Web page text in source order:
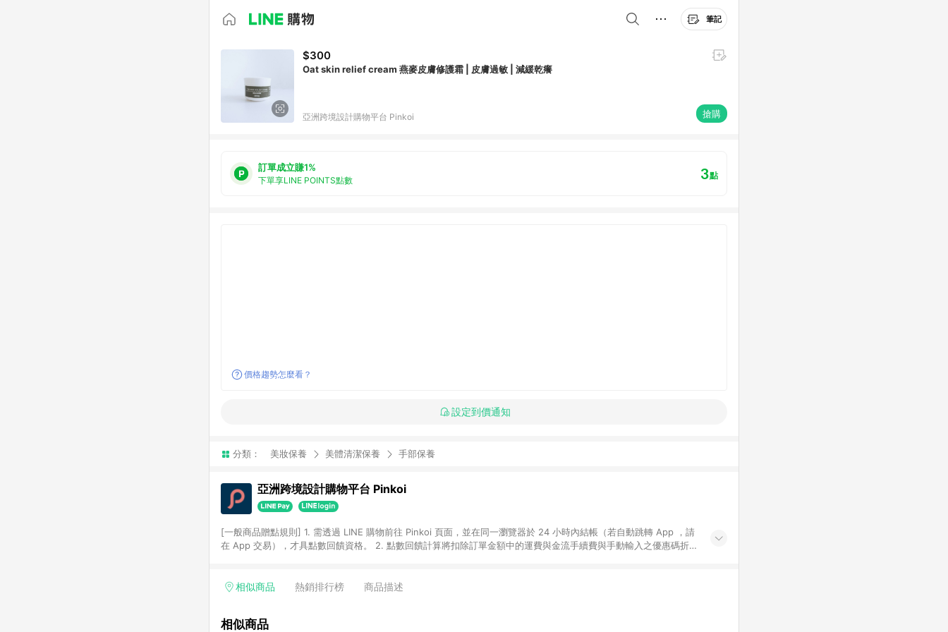
筆記
$300
Oat skin relief cream 燕麥皮膚修護霜 | 皮膚過敏 | 減緩乾癢
亞洲跨境設計購物平台 Pinkoi 搶購
訂單成立賺1%
下單享LINE POINTS點數 3點
價格趨勢怎麼看？
設定到價通知
分類： 美妝保養 美體清潔保養 手部保養
亞洲跨境設計購物平台 Pinkoi
[一般商品贈點規則] 1. 需透過 LINE 購物前往 Pinkoi 頁面，並在同一瀏覽器於 24 小時內結帳（若自動跳轉 App ，請
在 App 交易），才具點數回饋資格。 2. 點數回饋計算將扣除訂單金額中的運費與金流手續費與手動輸入之優惠碼折
格，部分退款不在此限。 6. APP 請更新至Android v4.6.0 / iOS v4.1.5 以上才具贈點資格。 7. 點數將於出貨後 45 天
使用規則請以點數紅包活動說明為準。 11. 若於 LINE 購物前往 Pinkoi 頁面後才首次下載 Pinkoi APP 並完成訂單，不
相似商品 熱銷排行榜 商品描述
相似商品